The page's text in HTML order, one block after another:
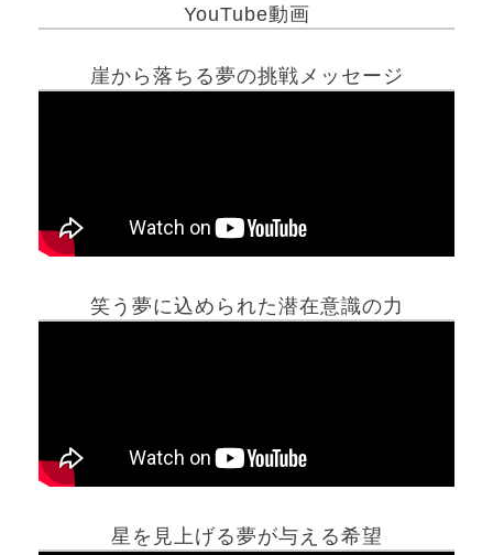
YouTube動画
崖から落ちる夢の挑戦メッセージ
笑う夢に込められた潜在意識の力
星を見上げる夢が与える希望
ホーム